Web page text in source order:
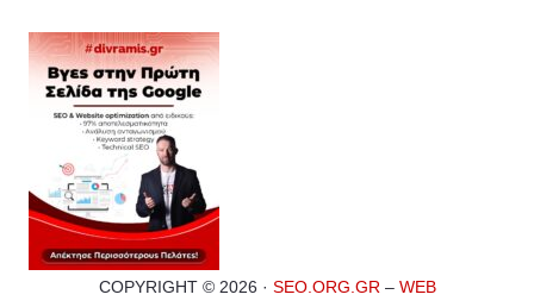
COPYRIGHT © 2026 · SEO.ORG.GR– WEB